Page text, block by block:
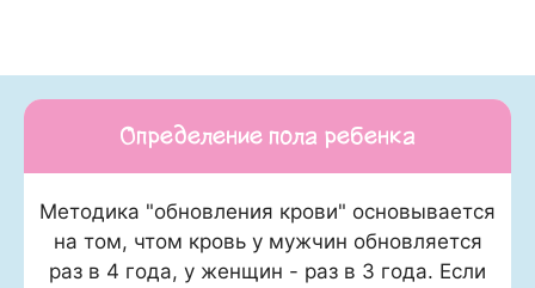
Определение пола ребенка
Методика "обновления крови" основывается
на том, чтом кровь у мужчин обновляется
раз в 4 года, у женщин - раз в 3 года. Если